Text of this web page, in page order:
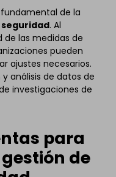
de la
seguridad. Al
las medidas de
pueden
ajustes necesarios.
análisis de datos de
investigaciones de
para
de